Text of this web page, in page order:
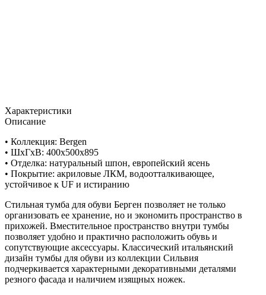
Характеристики
Описание
• Коллекция: Bergen
• ШxГхВ: 400x500x895
• Отделка: натуральный шпон, европейский ясень
• Покрытие: акриловые ЛКМ, водоотталкивающее,
устойчивое к UF и истиранию
Стильная тумба для обуви Берген позволяет не только
организовать ее хранение, но и экономить пространство в
прихожей. Вместительное пространство внутри тумбы
позволяет удобно и практично расположить обувь и
сопутствующие аксессуары. Классический итальянский
дизайн тумбы для обуви из коллекции Сильвия
подчеркивается характерными декоративными деталями
резного фасада и наличием изящных ножек.